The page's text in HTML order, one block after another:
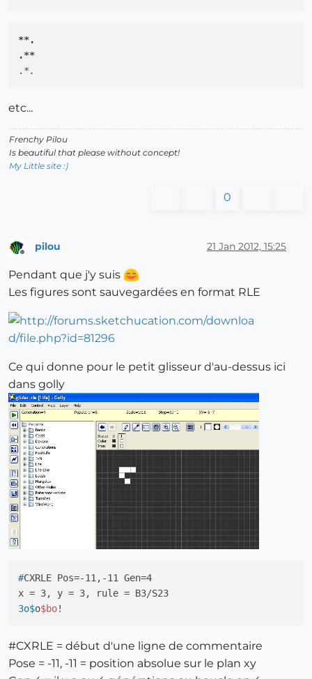
**.
.**
.
etc...
Frenchy Pilou
Is beautiful that please without concept!
My Little site :)
0
pilou 21 Jan 2012, 15:25
Pendant que j'y suis
Les figures sont sauvegardées en format RLE
Ce qui donne pour le petit glisseur d'au-dessus ici
dans golly
#CXRLE Pos=-11,-11 Gen=4
3o$o$bo!
#CXRLE = début d'une ligne de commentaire
Pose = -11, -11 = position absolue sur le plan xy